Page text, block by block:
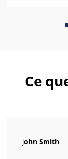
Ce
john Smith